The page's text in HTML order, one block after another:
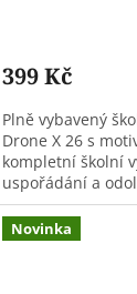
399 Kč
Plně vybavený
Drone X 26 s
kompletní školní
uspořádání a
školáky na 1.
Novinka